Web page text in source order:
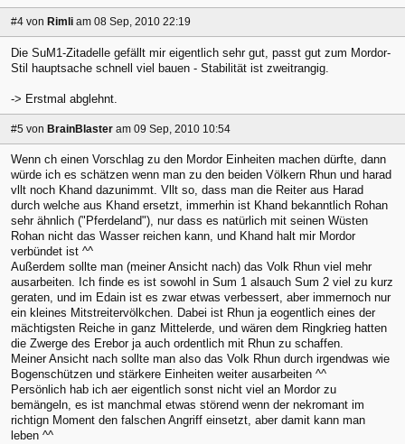
#4 von Rimli am 08 Sep, 2010 22:19
Die SuM1-Zitadelle gefällt mir eigentlich sehr gut, passt gut zum Mordor-
Stil hauptsache schnell viel bauen - Stabilität ist zweitrangig.
-> Erstmal abglehnt.
#5 von BrainBlaster am 09 Sep, 2010 10:54
Wenn ch einen Vorschlag zu den Mordor Einheiten machen dürfte, dann
würde ich es schätzen wenn man zu den beiden Völkern Rhun und harad
vllt noch Khand dazunimmt. Vllt so, dass man die Reiter aus Harad
durch welche aus Khand ersetzt, immerhin ist Khand bekanntlich Rohan
sehr ähnlich ("Pferdeland"), nur dass es natürlich mit seinen Wüsten
Rohan nicht das Wasser reichen kann, und Khand halt mir Mordor
verbündet ist ^^
Außerdem sollte man (meiner Ansicht nach) das Volk Rhun viel mehr
ausarbeiten. Ich finde es ist sowohl in Sum 1 alsauch Sum 2 viel zu kurz
geraten, und im Edain ist es zwar etwas verbessert, aber immernoch nur
ein kleines Mitstreitervölkchen. Dabei ist Rhun ja eogentlich eines der
mächtigsten Reiche in ganz Mittelerde, und wären dem Ringkrieg hatten
die Zwerge des Erebor ja auch ordentlich mit Rhun zu schaffen.
Meiner Ansicht nach sollte man also das Volk Rhun durch irgendwas wie
Bogenschützen und stärkere Einheiten weiter ausarbeiten ^^
Persönlich hab ich aer eigentlich sonst nicht viel an Mordor zu
bemängeln, es ist manchmal etwas störend wenn der nekromant im
richtign Moment den falschen Angriff einsetzt, aber damit kann man
leben ^^